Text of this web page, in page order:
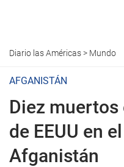
Diario las Américas> Mundo
AFGANISTÁN
Diez
de EEUU en
Afganistán